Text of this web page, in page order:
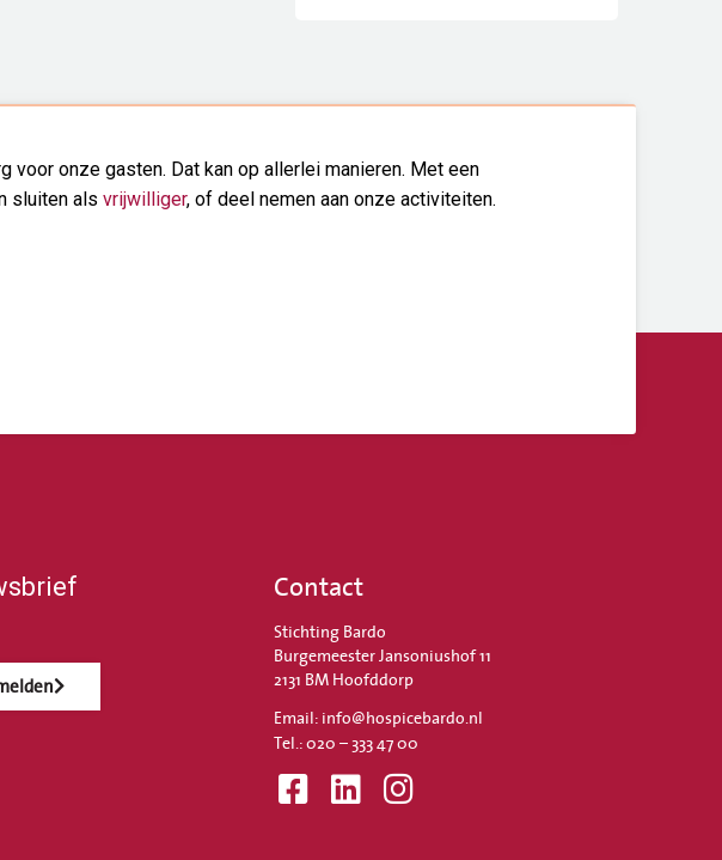
voor onze gasten. Dat kan op allerlei manieren. Met een
sluiten als vrijwilliger, of deel nemen aan onze activiteiten.
Contact
Stichting Bardo
Burgemeester Jansoniushof 11
2131 BM Hoofddorp
Email: info@hospicebardo.nl
Tel.: 020 – 333 47 00